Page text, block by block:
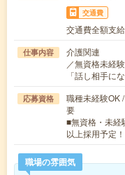
交通費
交通費全額支給
仕事内容
介護関連
／無資格未経
「話し相手に
応募資格
職種未経験OK
要
■無資格・未経
以上採用予定
職場の雰囲気